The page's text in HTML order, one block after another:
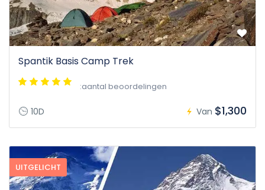
Spantik Basis Camp Trek
:aantal beoordelingen
10D Van $1,300
UITGELICHT